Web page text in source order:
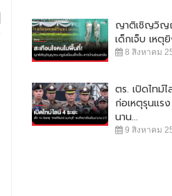
4 นักท่องเที่ยวตกทะเลเกาะล้าน ร่าง
กระแทกโขดหินสาหัส...
14 กุมภาพันธ์ 2565 31,352
ญาติเชิญวิญ
เด็กเจ็บ เหตุ
8 สิงหาคม
ตร. เปิดไทม์
ก่อเหตุรุนแร
นาน...
9 สิงหาคม